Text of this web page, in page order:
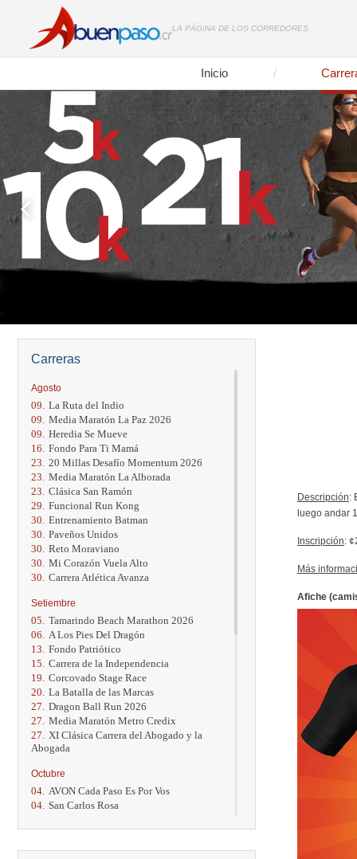
LA PÁGINA DE LOS CORREDORES
Inicio
Carreras
Agosto
09. La Ruta del Indio
09. Media Maratón La Paz 2026
09. Heredia Se Mueve
16. Fondo Para Ti Mamá
23. 20 Millas Desafío Momentum 2026
23. Media Maratón La Alborada
23. Clásica San Ramón
29. Funcional Run Kong
30. Entrenamiento Batman
30. Paveños Unidos
30. Reto Moraviano
30. Mi Corazón Vuela Alto
30. Carrera Atlética Avanza
Setiembre
05. Tamarindo Beach Marathon 2026
06.
A Los Pies Del Dragón
13. Fondo Patriótico
15. Carrera de la Independencia
19. Corcovado Stage Race
20. La Batalla de las Marcas
27. Dragon Ball Run 2026
27. Media Maratón Metro Credix
27.
XI Clásica Carrera del Abogado y la
Abogada
Octubre
04. AVON Cada Paso Es Por Vos
04. San Carlos Rosa
11. Run In The City
Descripción:
luego andar
Inscripción:
Más
Afiche